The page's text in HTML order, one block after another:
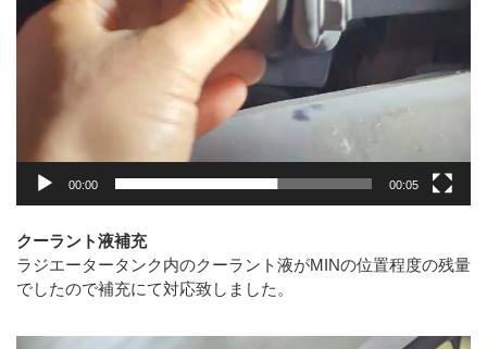
00:00 00:05
クーラント液補充
ラジエータータンク内のクーラント液がMINの位置程度の残量
でしたので補充にて対応致しました。